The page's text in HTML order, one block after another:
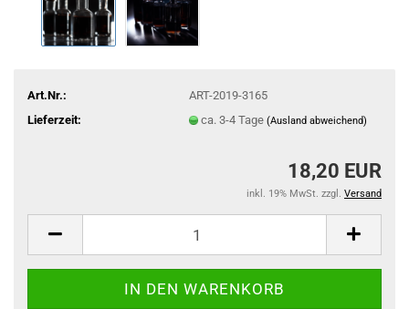
Art.Nr.:
ART-2019-3165
Lieferzeit:
ca. 3-4 Tage (Ausland abweichend)
18,20 EUR
inkl. 19% MwSt. zzgl. Versand